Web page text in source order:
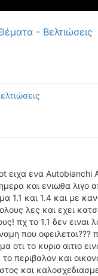
- Βελτιώσεις
ειχα ενα Autobianchi
και ενιωθα λιγο
1.1 και 1.4 και με
λες και εχει
πχ το 1.1 δεν ειναι
που
οτι το κυριο αιτιο
το περιβαλον και
και